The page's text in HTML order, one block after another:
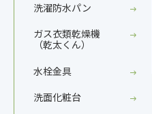
洗濯防水パン
ガス衣類乾燥機
（乾太くん）
水栓金具
洗面化粧台